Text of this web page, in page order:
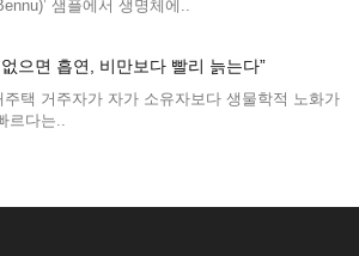
샘플에서 생명체에..
없으면 흡연, 비만보다 빨리 늙는다”
주택 거주자가 자가 소유자보다 생물학적 노화가
르다는..